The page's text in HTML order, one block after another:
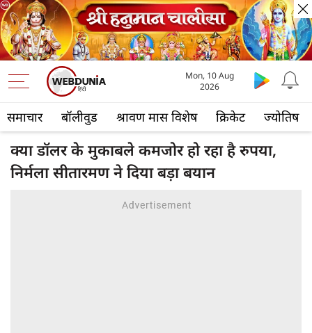
समाचार बॉलीवुड श्रावण मास विशेष क्रिकेट ज्योतिष
Mon, 10 Aug
2026
क्या डॉलर के मुकाबले कमजोर हो रहा है रुपया,
निर्मला सीतारमण ने दिया बड़ा बयान